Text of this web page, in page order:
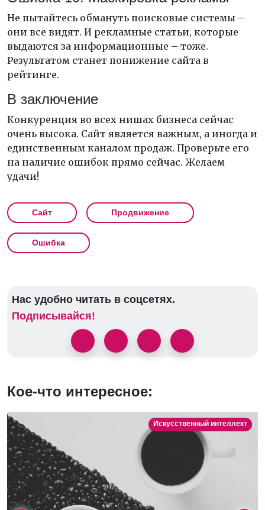
Не пытайтесь обмануть поисковые системы –
они все видят. И рекламные статьи, которые
выдаются за информационные – тоже.
Результатом станет понижение сайта в
рейтинге.
В заключение
Конкуренция во всех нишах бизнеса сейчас
очень высока. Сайт является важным, а иногда и
единственным каналом продаж. Проверьте его
на наличие ошибок прямо сейчас. Желаем
удачи!
Сайт Продвижение
Ошибка
Нас удобно читать в соцсетях.
Подписывайся!
Кое-что интересное:
Искусственный интеллект